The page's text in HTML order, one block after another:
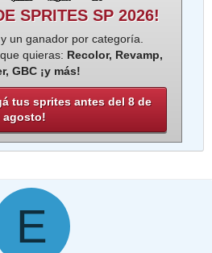
SPRITES SP 2026!
un ganador por categoría.
quieras: Recolor, Revamp,
GBC ¡y más!
tus sprites antes del 8 de
agosto!
E